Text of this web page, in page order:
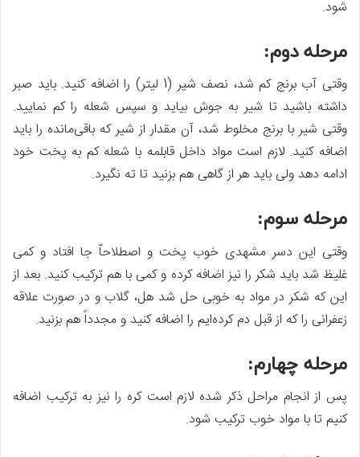
شود.
مرحله دوم:
وقتی آب برنج کم شد، نصف شیر (1 لیتر) را اضافه کنید. باید صبر
داشته باشید تا شیر به جوش بیاید و سپس شعله را کم نمایید.
وقتی شیر با برنج مخلوط شد، آن مقدار از شیر که باقی‌مانده را باید
اضافه کنید. لازم است مواد داخل قابلمه با شعله کم به پخت خود
ادامه دهد ولی باید هر از گاهی هم بزنید تا ته نگیرد.
مرحله سوم:
وقتی این دسر مشهدی خوب پخت و اصطلاحاّ جا افتاد و کمی
غلیظ شد باید شکر را نیز اضافه کرده و کمی با هم ترکیب کنید. بعد از
این که شکر در مواد به خوبی حل شد هل، گلاب و در صورت علاقه
زعفرانی را که از قبل دم کرده‌ایم را اضافه کنید و مجدداً هم بزنید.
مرحله چهارم:
پس از انجام مراحل ذکر شده لازم است کره را نیز به ترکیب اضافه
کنیم تا با مواد خوب ترکیب شود.